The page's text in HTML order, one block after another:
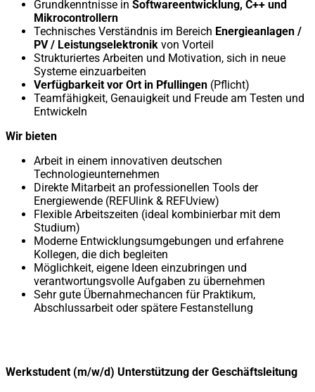
Grundkenntnisse in Softwareentwicklung, C++ und
Mikrocontrollern
Technisches Verständnis im Bereich Energieanlagen /
PV / Leistungselektronik von Vorteil
Strukturiertes Arbeiten und Motivation, sich in neue
Systeme einzuarbeiten
Verfügbarkeit vor Ort in Pfullingen (Pflicht)
Teamfähigkeit, Genauigkeit und Freude am Testen und
Entwickeln
Wir bieten
Arbeit in einem innovativen deutschen
Technologieunternehmen
Direkte Mitarbeit an professionellen Tools der
Energiewende (REFUlink & REFUview)
Flexible Arbeitszeiten (ideal kombinierbar mit dem
Studium)
Moderne Entwicklungsumgebungen und erfahrene
Kollegen, die dich begleiten
Möglichkeit, eigene Ideen einzubringen und
verantwortungsvolle Aufgaben zu übernehmen
Sehr gute Übernahmechancen für Praktikum,
Abschlussarbeit oder spätere Festanstellung
Werkstudent (m/w/d) Unterstützung der Geschäftsleitung